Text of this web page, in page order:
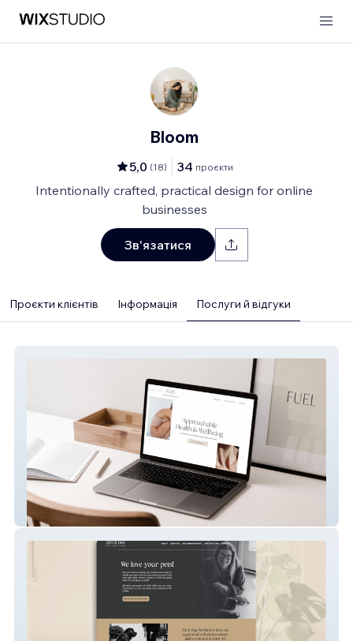
Bloom
5,0 (18) 34 проєкти
Intentionally crafted, practical design for online
businesses
Зв'язатися
Проєкти клієнтів Інформація Послуги й відгуки
Customized Website Template